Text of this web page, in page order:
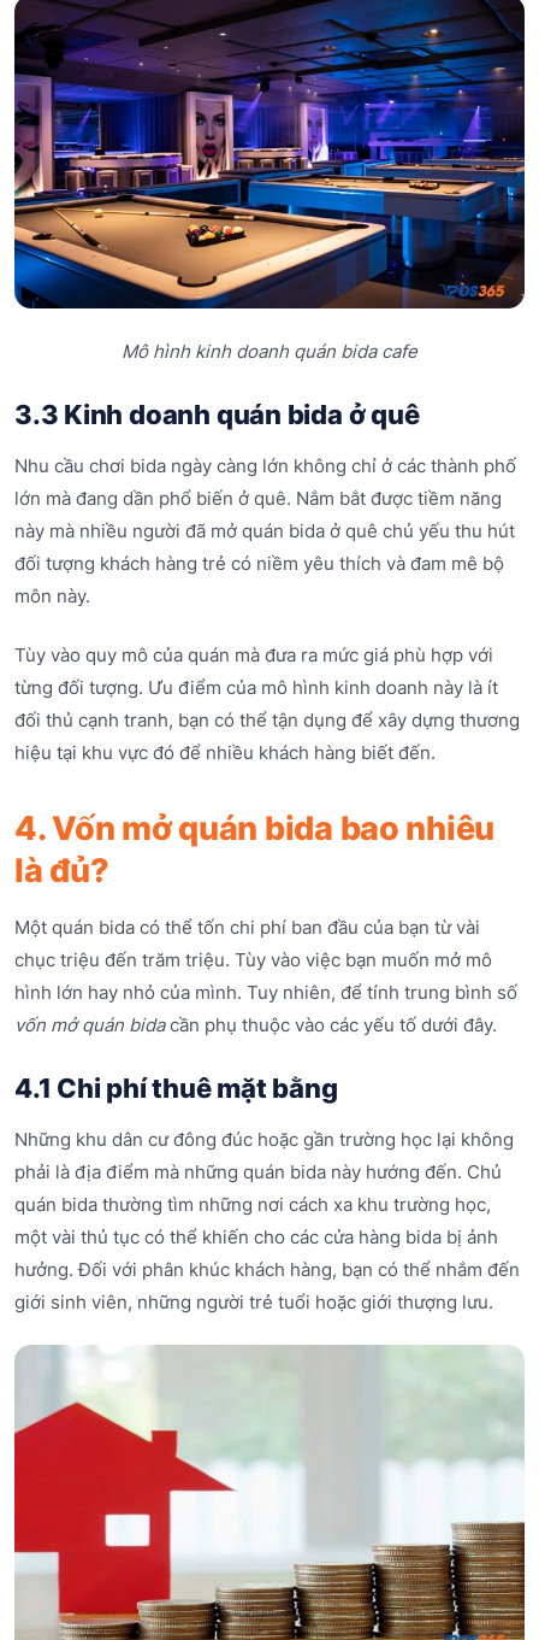
Mô hình kinh doanh quán bida cafe
3.3 Kinh doanh quán bida ở quê
Nhu cầu chơi bida ngày càng lớn không chỉ ở các thành phố
lớn mà đang dần phổ biến ở quê. Nắm bắt được tiềm năng
này mà nhiều người đã mở quán bida ở quê chủ yếu thu hút
đối tượng khách hàng trẻ có niềm yêu thích và đam mê bộ
môn này.
Tùy vào quy mô của quán mà đưa ra mức giá phù hợp với
từng đối tượng. Ưu điểm của mô hình kinh doanh này là ít
đối thủ cạnh tranh, bạn có thể tận dụng để xây dựng thương
hiệu tại khu vực đó để nhiều khách hàng biết đến.
4. Vốn mở quán bida bao nhiêu
là đủ?
Một quán bida có thể tốn chi phí ban đầu của bạn từ vài
chục triệu đến trăm triệu. Tùy vào việc bạn muốn mở mô
hình lớn hay nhỏ của mình. Tuy nhiên, để tính trung bình số
vốn mở quán bidacần phụ thuộc vào các yếu tố dưới đây.
4.1 Chi phí thuê mặt bằng
Những khu dân cư đông đúc hoặc gần trường học lại không
phải là địa điểm mà những quán bida này hướng đến. Chủ
quán bida thường tìm những nơi cách xa khu trường học,
một vài thủ tục có thể khiến cho các cửa hàng bida bị ảnh
hưởng. Đối với phân khúc khách hàng, bạn có thể nhắm đến
giới sinh viên, những người trẻ tuổi hoặc giới thượng lưu.